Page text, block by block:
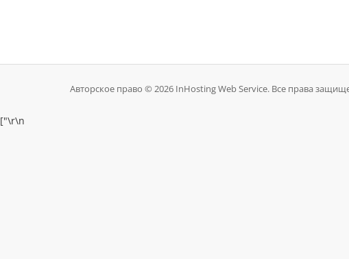
Авторское право © 2026 InHosting Web Service. Все права
["\r\n